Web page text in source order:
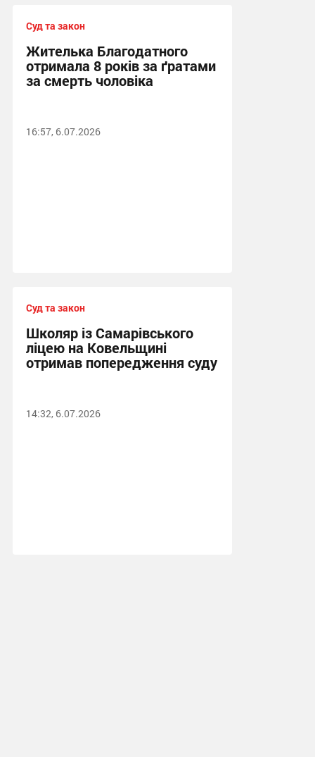
Суд та закон
Жителька Благодатного
отримала 8 років за ґратами
за смерть чоловіка
16:57, 6.07.2026
Суд та закон
Школяр із Самарівського
ліцею на Ковельщині
отримав попередження суду
14:32, 6.07.2026